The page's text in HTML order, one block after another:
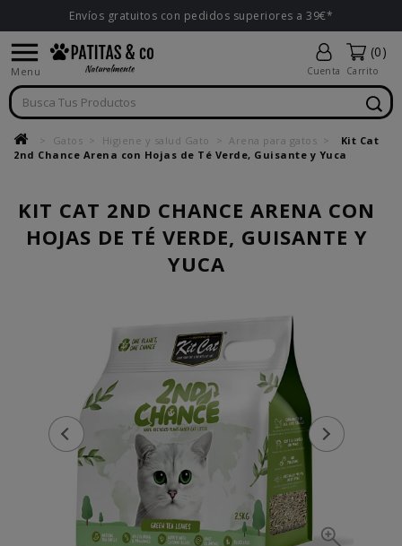
Envíos gratuitos con pedidos superiores a 39€*

Menu Cuenta
(0)
Carrito
Gatos Higiene y salud Gato Arena para gatos
Kit Cat
2nd Chance Arena con Hojas de Té Verde, Guisante y Yuca
KIT CAT 2ND CHANCE ARENA CON
HOJAS DE TÉ VERDE, GUISANTE Y
YUCA